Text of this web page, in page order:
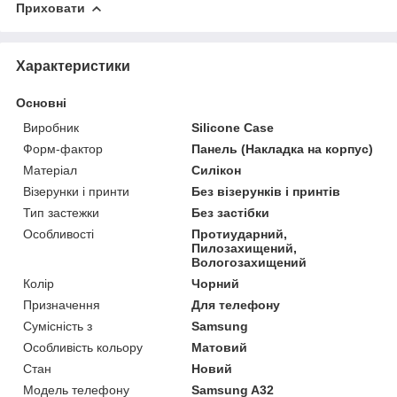
Приховати
Характеристики
Основні
Виробник
Silicone Case
Форм-фактор
Панель (Накладка на корпус)
Матеріал
Силікон
Візерунки і принти
Без візерунків і принтів
Тип застежки
Без застібки
Особливості
Протиударний,
Пилозахищений,
Вологозахищений
Колір
Чорний
Призначення
Для телефону
Сумісність з
Samsung
Особливість кольору
Матовий
Стан
Новий
Модель телефону
Samsung A32